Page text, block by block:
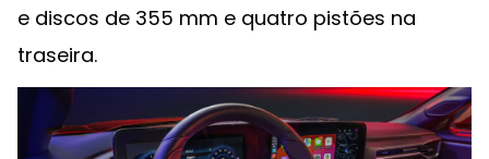
e discos de 355 mm e quatro pistões na
traseira.